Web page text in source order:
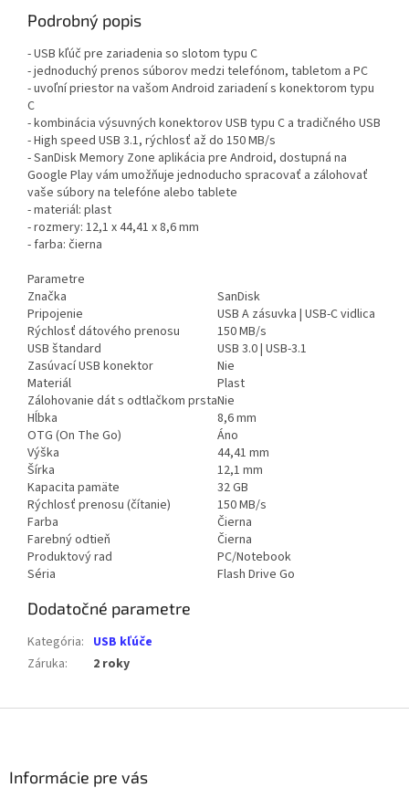
Podrobný popis
- USB kľúč pre zariadenia so slotom typu C
- jednoduchý prenos súborov medzi telefónom, tabletom a PC
- uvoľní priestor na vašom Android zariadení s konektorom typu
C
- kombinácia výsuvných konektorov USB typu C a tradičného USB
- High speed USB 3.1, rýchlosť až do 150 MB/s
- SanDisk Memory Zone aplikácia pre Android, dostupná na
Google Play vám umožňuje jednoducho spracovať a zálohovať
vaše súbory na telefóne alebo tablete
- materiál: plast
- rozmery: 12,1 x 44,41 x 8,6 mm
- farba: čierna
Parametre
Značka
SanDisk
Pripojenie
USB A zásuvka | USB-C vidlica
Rýchlosť dátového prenosu
150 MB/s
USB štandard
USB 3.0 | USB-3.1
Zasúvací USB konektor
Nie
Materiál
Plast
Zálohovanie dát s odtlačkom prstaNie
Hĺbka
8,6 mm
OTG (On The Go)
Áno
Výška
44,41 mm
Šírka
12,1 mm
Kapacita pamäte
32 GB
Rýchlosť prenosu (čítanie)
150 MB/s
Farba
Čierna
Farebný odtieň
Čierna
Produktový rad
PC/Notebook
Séria
Flash Drive Go
Dodatočné parametre
Kategória: USB kľúče
Záruka: 2 roky
Informácie pre vás